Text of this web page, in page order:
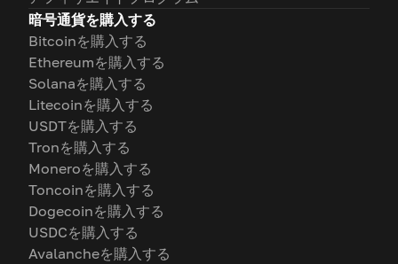
暗号通貨を購入する
Bitcoinを購入する
Ethereumを購入する
Solanaを購入する
Litecoinを購入する
USDTを購入する
Tronを購入する
Moneroを購入する
Toncoinを購入する
Dogecoinを購入する
USDCを購入する
Avalancheを購入する